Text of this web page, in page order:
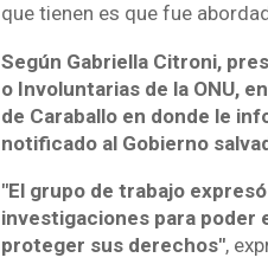
que tienen es que fue
Según Gabriella Citroni,
o Involuntarias de la ONU,
de Caraballo en donde le
notificado al Gobierno
"El grupo de trabajo
investigaciones para poder
proteger sus derechos",